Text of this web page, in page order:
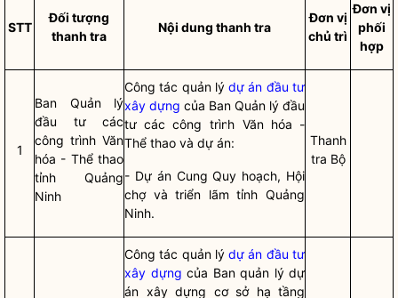
STT
Đối tượng
thanh tra
Nội dung thanh tra
Đơn vị
chủ trì
Đơn vị
phối
hợp
1
Ban Quản lý
đầu tư các
công trình Văn
hóa - Thể thao
tỉnh Quảng
Ninh
Công tác quản lýdự án đầu tư
xây dựng của Ban Quản lý đầu
tư các công trình Văn hóa -
Thể thao và dự án:
- Dự án Cung Quy hoạch, Hội
chợ và triển lãm tỉnh Quảng
Ninh.
Thanh
tra Bộ
Công tác quản lýdự án đầu tư
xây dựng của Ban quản lý dự
án xây dựng cơ sở hạ tầng